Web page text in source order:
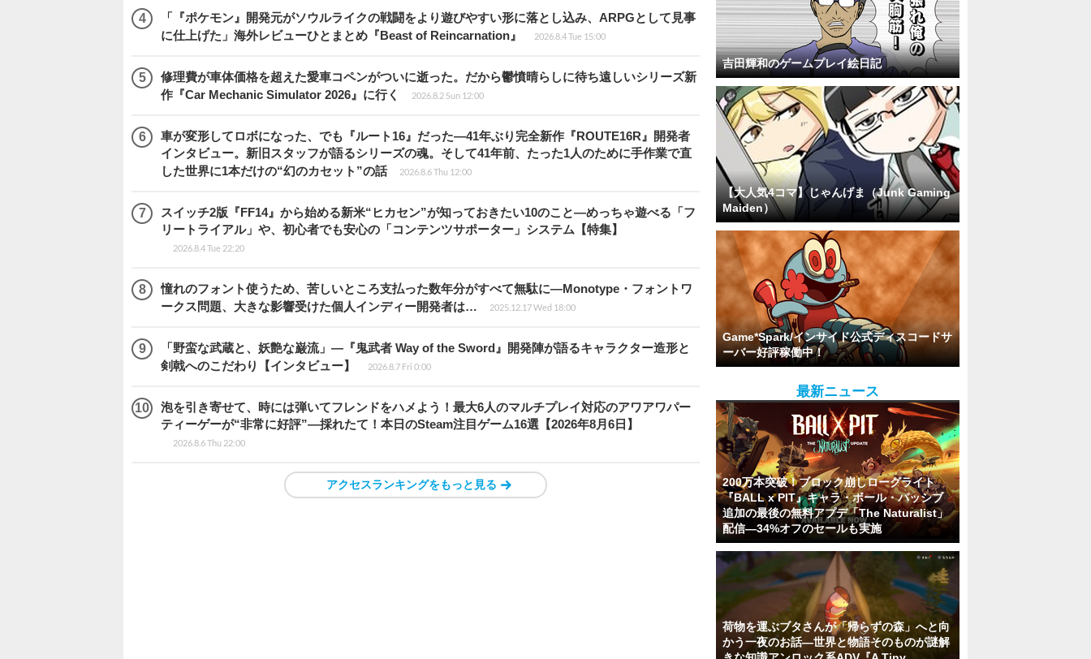
「『ポケモン』開発元がソウルライクの戦闘をより遊びやすい形に落とし込み、ARPGとして見事
に仕上げた」海外レビューひとまとめ『Beast of Reincarnation』
2026.8.4 Tue 15:00
修理費が車体価格を超えた愛車コペンがついに逝った。だから鬱憤晴らしに待ち遠しいシリーズ新
作『Car Mechanic Simulator 2026』に行く
2026.8.2 Sun 12:00
車が変形してロボになった、でも『ルート16』だった―41年ぶり完全新作『ROUTE16R』開発者
インタビュー。新旧スタッフが語るシリーズの魂。そして41年前、たった1人のために手作業で直
した世界に1本だけの“幻のカセット”の話
2026.8.6 Thu 12:00
スイッチ2版『FF14』から始める新米“ヒカセン”が知っておきたい10のこと―めっちゃ遊べる「フ
リートライアル」や、初心者でも安心の「コンテンツサポーター」システム【特集】
2026.8.4 Tue 22:20
憧れのフォント使うため、苦しいところ支払った数年分がすべて無駄に―Monotype・フォントワ
ークス問題、大きな影響受けた個人インディー開発者は…
2025.12.17 Wed 18:00
「野蛮な武蔵と、妖艶な巌流」―『鬼武者 Way of the Sword』開発陣が語るキャラクター造形と
剣戟へのこだわり【インタビュー】
2026.8.7 Fri 0:00
泡を引き寄せて、時には弾いてフレンドをハメよう！最大6人のマルチプレイ対応のアワアワパー
ティーゲーが“非常に好評”―採れたて！本日のSteam注目ゲーム16選【2026年8月6日】
2026.8.6 Thu 22:00
アクセスランキングをもっと見る
吉田輝和のゲームプレイ絵日記
【大人気4コマ】じゃんげま（Junk Gaming
Maiden）
Game*Spark/インサイド公式ディスコードサ
ーバー好評稼働中！
最新ニュース
200万本突破！ブロック崩しローグライト
『BALL x PIT』キャラ・ボール・パッシブ
追加の最後の無料アプデ「The Naturalist」
配信―34%オフのセールも実施
荷物を運ぶブタさんが「帰らずの森」へと向
かう一夜のお話―世界と物語そのものが謎解